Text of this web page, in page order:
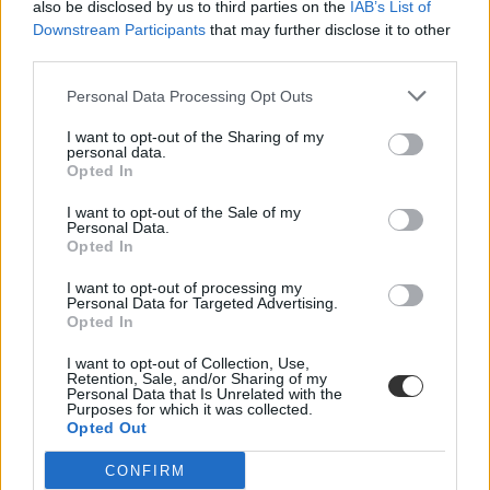
also be disclosed by us to third parties on the IAB’s List of
Downstream Participants that may further disclose it to other
Personal Data Processing Opt Outs
I want to opt-out of the Sharing of my
personal data.
Opted In
I want to opt-out of the Sale of my
Personal Data.
Opted In
I want to opt-out of processing my
Personal Data for Targeted Advertising.
Opted In
I want to opt-out of Collection, Use,
Retention, Sale, and/or Sharing of my
Personal Data that Is Unrelated with the
Purposes for which it was collected.
Opted Out
CONFIRM
elte
Eötvös Loránd Tudományegyetem
Orbán Viktor